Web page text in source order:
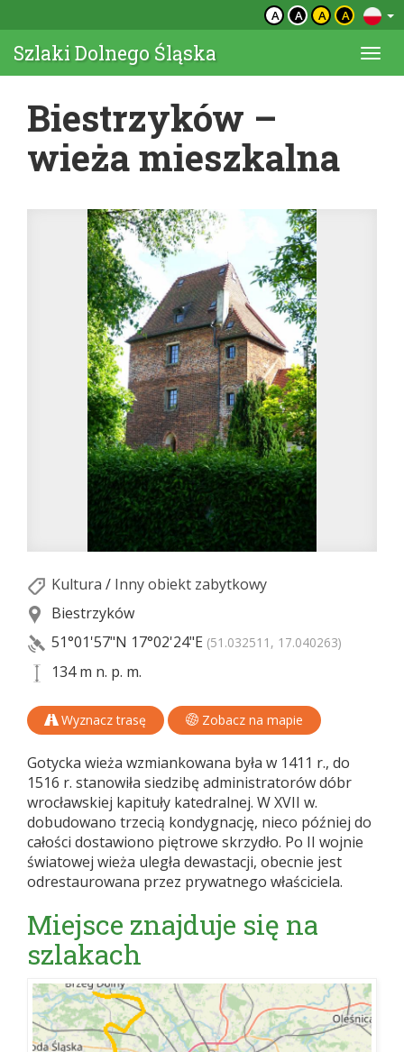
A A A A
Szlaki Dolnego Śląska
Biestrzyków –
wieża mieszkalna
Kultura / Inny obiekt zabytkowy
Biestrzyków
51°01'57"N 17°02'24"E (51.032511, 17.040263)
134 m n. p. m.
Wyznacz trasę Zobacz na mapie
Gotycka wieża wzmiankowana była w 1411 r., do
1516 r. stanowiła siedzibę administratorów dóbr
wrocławskiej kapituły katedralnej. W XVII w.
dobudowano trzecią kondygnację, nieco później do
całości dostawiono piętrowe skrzydło. Po II wojnie
światowej wieża uległa dewastacji, obecnie jest
odrestaurowana przez prywatnego właściciela.
Miejsce znajduje się na
szlakach